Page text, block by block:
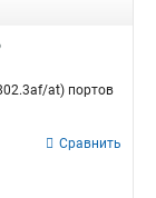
at) портов
Сравнить